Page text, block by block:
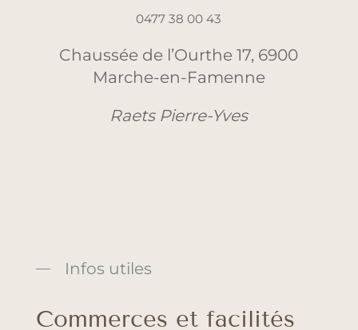
0477 38 00 43
Chaussée de l’Ourthe 17, 6900
Marche-en-Famenne
Raets Pierre-Yves
Infos utiles
Commerces et facilités